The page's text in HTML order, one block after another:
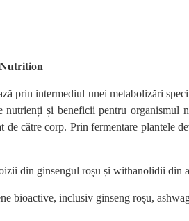
Nutrition
prin intermediul unei metabolizări
și beneficii pentru organismul
către corp. Prin fermentare plantele
din ginsengul roșu și withanolidii din
bioactive, inclusiv ginseng roșu,